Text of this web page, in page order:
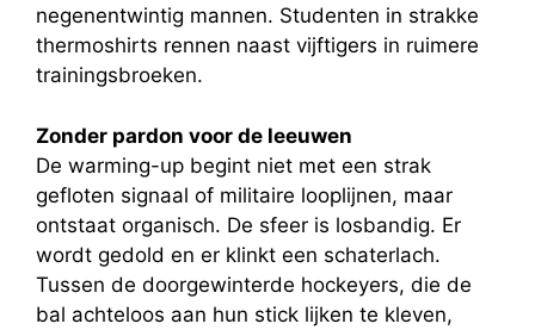
negenentwintig mannen. Studenten in strakke
thermoshirts rennen naast vijftigers in ruimere
trainingsbroeken.
Zonder pardon voor de leeuwen
De warming-up begint niet met een strak
gefloten signaal of militaire looplijnen, maar
ontstaat organisch. De sfeer is losbandig. Er
wordt gedold en er klinkt een schaterlach.
Tussen de doorgewinterde hockeyers, die de
bal achteloos aan hun stick lijken te kleven,